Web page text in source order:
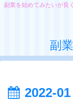
副業を始めてみたいが良
副
2022-01